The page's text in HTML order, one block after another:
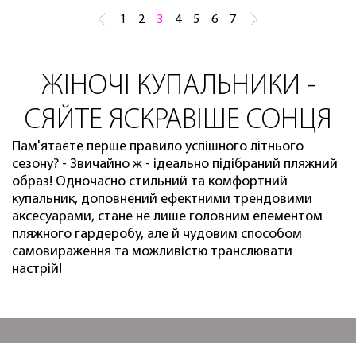
1 2 3 4 5 6 7
ЖІНОЧІ КУПАЛЬНИКИ -
СЯЙТЕ ЯСКРАВІШЕ СОНЦЯ
Пам'ятаєте перше правило успішного літнього
сезону? - Звичайно ж - ідеально підібраний пляжний
образ! Одночасно стильний та комфортний
купальник, доповнений ефектними трендовими
аксесуарами, стане не лише головним елементом
пляжного гардеробу, але й чудовим способом
самовираження та можливістю транслювати
настрій!